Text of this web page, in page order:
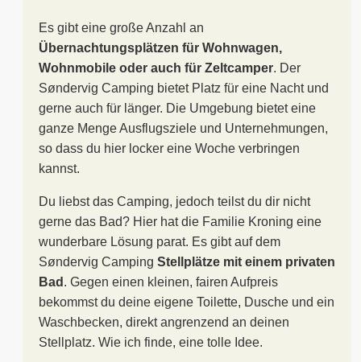
Es gibt eine große Anzahl an
Übernachtungsplätzen für Wohnwagen,
Wohnmobile oder auch für Zeltcamper. Der
Søndervig Camping bietet Platz für eine Nacht und
gerne auch für länger. Die Umgebung bietet eine
ganze Menge Ausflugsziele und Unternehmungen,
so dass du hier locker eine Woche verbringen
kannst.
Du liebst das Camping, jedoch teilst du dir nicht
gerne das Bad? Hier hat die Familie Kroning eine
wunderbare Lösung parat. Es gibt auf dem
Søndervig Camping Stellplätze mit einem privaten
Bad . Gegen einen kleinen, fairen Aufpreis
bekommst du deine eigene Toilette, Dusche und ein
Waschbecken, direkt angrenzend an deinen
Stellplatz. Wie ich finde, eine tolle Idee.